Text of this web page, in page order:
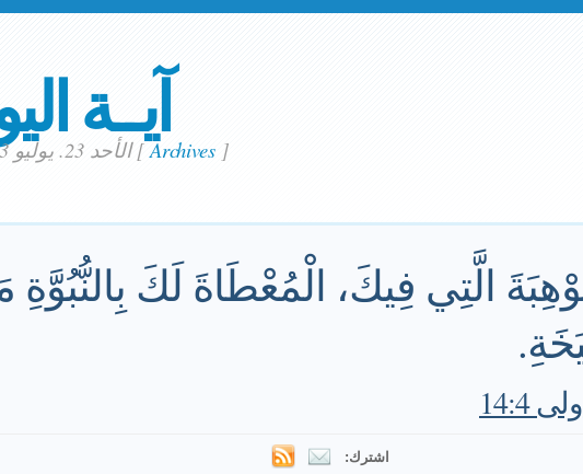
آيــة
الأحد 23. يوليو 2023[Archives]
الَّتِي فِيكَ، الْمُعْطَاةَ لَكَ
14:4
اشترك: